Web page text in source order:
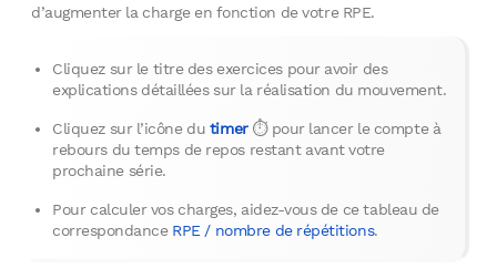
d’augmenter la charge en fonction de votre RPE.
Cliquez sur le titre des exercices pour avoir des
explications détaillées sur la réalisation du mouvement.
Cliquez sur l’icône du timer ⏱ pour lancer le compte à
rebours du temps de repos restant avant votre
prochaine série.
Pour calculer vos charges, aidez-vous de ce tableau de
correspondance RPE / nombre de répétitions.